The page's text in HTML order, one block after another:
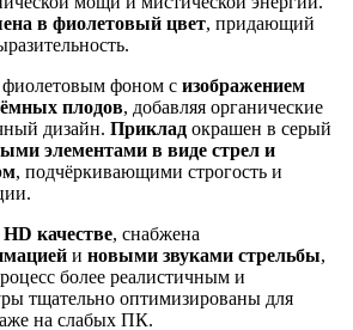
в фиолетовый цвет, придающий
фиолетовым фоном с изображением
плодов, добавляя органические
дизайн. Приклад окрашен в серый
элементами в виде стрел и
, подчёркивающими строгость и
HD качестве, снабжена
и новыми звуками стрельбы,
более реалистичным и
тщательно оптимизированы для
на слабых ПК.